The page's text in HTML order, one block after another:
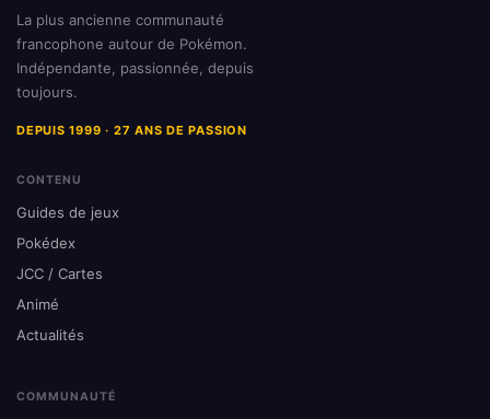
La plus ancienne communauté
francophone autour de Pokémon.
Indépendante, passionnée, depuis
toujours.
DEPUIS 1999 · 27 ANS DE PASSION
CONTENU
Guides de jeux
Pokédex
JCC / Cartes
Animé
Actualités
COMMUNAUTÉ